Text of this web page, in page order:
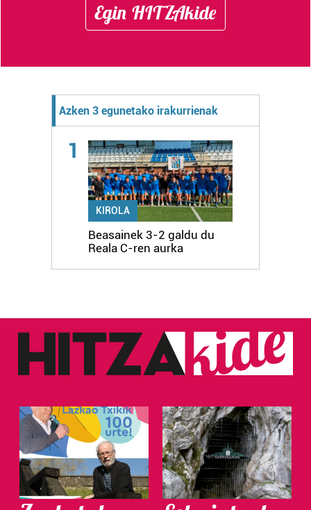
Egin HITZAkide
Azken 3 egunetako irakurrienak
1
KIROLA
Beasainek 3-2 galdu du
Reala C-ren aurka